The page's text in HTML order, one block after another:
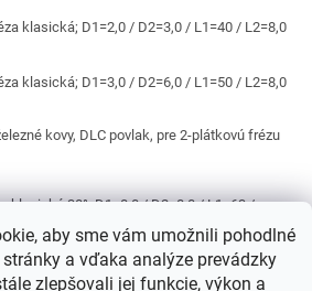
aby sme vám umožnili pohodlné
a vďaka analýze prevádzky
zlepšovali jej funkcie, výkon a
klasická; D1=2,0 / D2=3,0 / L1=40 / L2=8,0
klasická; D1=3,0 / D2=6,0 / L1=50 / L2=8,0
kovy, DLC povlak, pre 2-plátkovú frézu
klasická 30°; D1=8,0 / D2=8,0 / L1=63 /
klasická; D1=4,0 / D2=6,0 / L1=50 / L2=10,0